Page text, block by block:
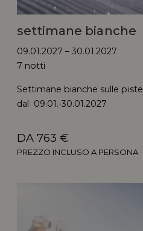
settimane bianche
09.01.2027 – 30.01.2027
7 notti
Settimane bianche sulle piste
dal 09.01.-30.01.2027
DA 763 €
PREZZO INCLUSO A PERSONA